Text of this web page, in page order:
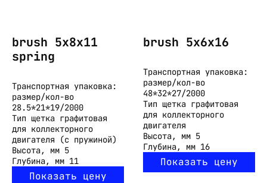
brush 5x8x11
spring
Транспортная упаковка:
размер/кол-во
28.5*21*19/2000
Тип щетка графитовая
для коллекторного
двигателя (с пружиной)
Высота, мм 5
Глубина, мм 11
Показать цену
brush 5x6x16
Транспортная упаковка:
размер/кол-во
48*32*27/2000
Тип щетка графитовая
для коллекторного
двигателя
Высота, мм 5
Глубина, мм 16
Показать цену